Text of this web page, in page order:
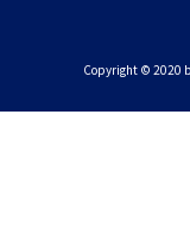
Copyright © 2020